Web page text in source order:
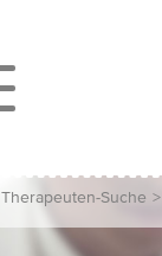
Therapeuten-Suche >